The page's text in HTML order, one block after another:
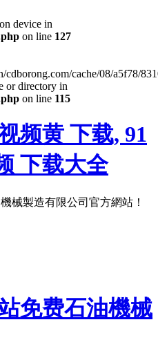
device in
on line 127
cdborong.com/cache/08/a5f78/
or directory in
on line 115
频黄 下载, 91
下载大全
械製造有限公司官方網站！